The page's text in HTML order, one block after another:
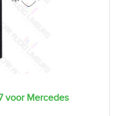
voor Mercedes